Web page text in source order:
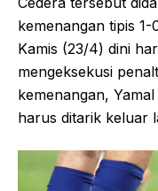
kemenangan tipis
Kamis (23/4) dini
mengeksekusi
kemenangan,
harus ditarik keluar